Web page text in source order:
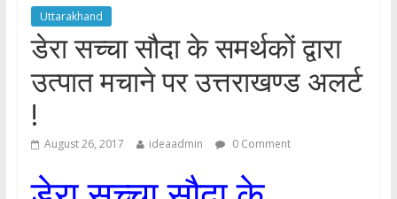
Uttarakhand
डेरा सच्चा सौदा के समर्थकों द्वारा
उत्पात मचाने पर उत्तराखण्ड अलर्ट
!
August 26, 2017 ideaadmin 0 Comment